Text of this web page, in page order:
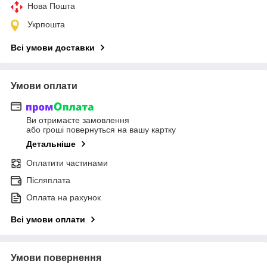
Нова Пошта
Укрпошта
Всі умови доставки
Умови оплати
Ви отримаєте замовлення
або гроші повернуться на вашу картку
Детальніше
Оплатити частинами
Післяплата
Оплата на рахунок
Всі умови оплати
Умови повернення